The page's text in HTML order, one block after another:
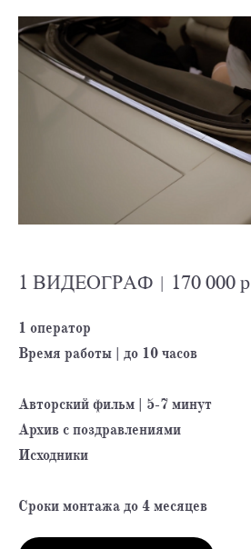
1 ВИДЕОГРАФ | 170 000 р
1 оператор
Время работы | до 10 часов
Авторский фильм | 5-7 минут
Архив с поздравлениями
Исходники
Сроки монтажа до 4 месяцев